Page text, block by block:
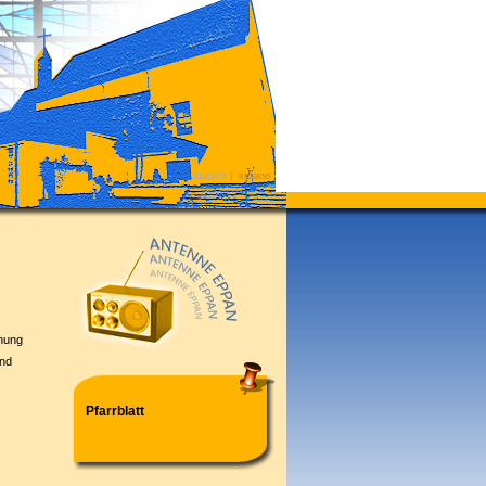
deutsch| italiano
Pfarrblatt